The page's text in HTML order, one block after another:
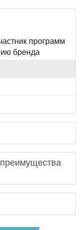
широкий
и других
со всего мира»